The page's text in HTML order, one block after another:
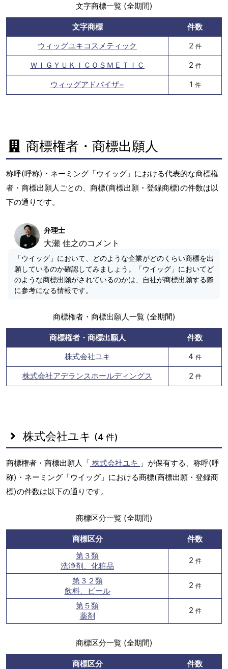
文字商標一覧 (全期間)
文字商標
件数
ウィッグユキコスメティック
2 件
ＷＩＧＹＵＫＩＣＯＳＭＥＴＩＣ 2 件
ウィッグアドバイザ− 1 件
商標権者・商標出願人
称呼(呼称)・ネーミング「ウイッグ」における代表的な商標権
者・商標出願人ごとの、商標(商標出願・登録商標)の件数は以
下の通りです。
弁理士
大瀬 佳之のコメント
「ウイッグ」において、どのような企業がどのくらい商標を出
願しているのか確認してみましょう。「ウイッグ」においてど
のような商標出願がされているのかは、自社が商標出願する際
に参考になる情報です。
商標権者・商標出願人一覧 (全期間)
商標権者・商標出願人
件数
株式会社ユキ
4 件
株式会社アデランスホールディングス 2 件
株式会社ユキ (4 件)
商標権者・商標出願人「 株式会社ユキ 」が保有する、称呼(呼
称)・ネーミング「ウイッグ」における商標(商標出願・登録商
標)の件数は以下の通りです。
商標区分一覧 (全期間)
商標区分
件数
第３類
洗浄剤、化粧品
2 件
第３２類
飲料、ビール
2 件
第５類
薬剤
2 件
商標区分一覧 (全期間)
商標区分
件数